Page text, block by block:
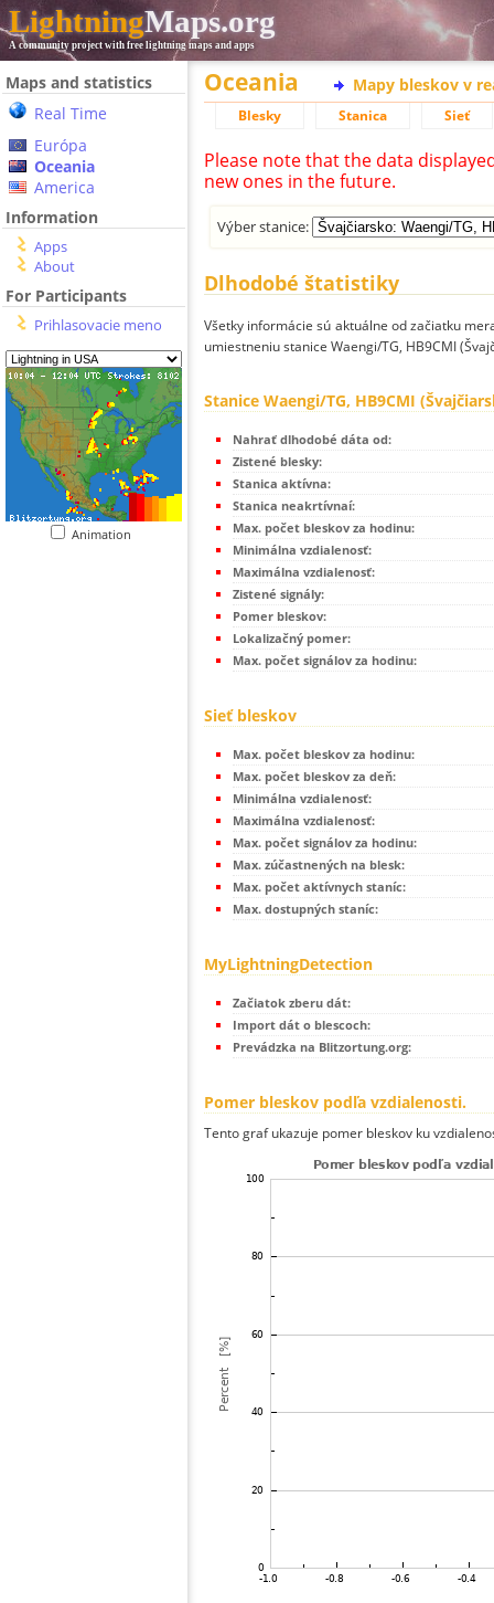
LightningMaps.org
A community project with free lightning maps and apps
Maps and statistics
Real Time
Európa
Oceania
America
Information
Apps
About
For Participants
Prihlasovacie meno
Animation
Oceania Mapy bleskov v
Blesky Stanica Sieť
Please note that the data
new ones in the future.
Výber stanice:
Dlhodobé štatistiky
Všetky informácie sú aktuálne od začiatku
umiestneniu stanice Waengi/TG, HB9CMI
Stanice Waengi/TG, HB9CMI
Nahrať dlhodobé dáta od:
Zistené blesky:
Stanica aktívna:
Stanica neakrtívnaí:
Max. počet bleskov za hodinu:
Minimálna vzdialenosť:
Maximálna vzdialenosť:
Zistené signály:
Pomer bleskov:
Lokalizačný pomer:
Max. počet signálov za hodinu:
Sieť bleskov
Max. počet bleskov za hodinu:
Max. počet bleskov za deň:
Minimálna vzdialenosť:
Maximálna vzdialenosť:
Max. počet signálov za hodinu:
Max. zúčastnených na blesk:
Max. počet aktívnych staníc:
Max. dostupných staníc:
MyLightningDetection
Začiatok zberu dát:
Import dát o blescoch:
Prevádzka na Blitzortung.org:
Pomer bleskov podľa vzdialenosti.
Tento graf ukazuje pomer bleskov ku